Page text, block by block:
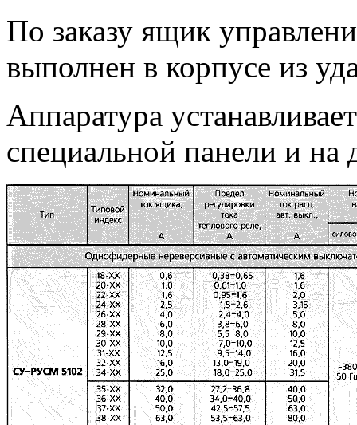
По заказу ящик
выполнен в корпусе из
Аппаратура
специальной панели и на